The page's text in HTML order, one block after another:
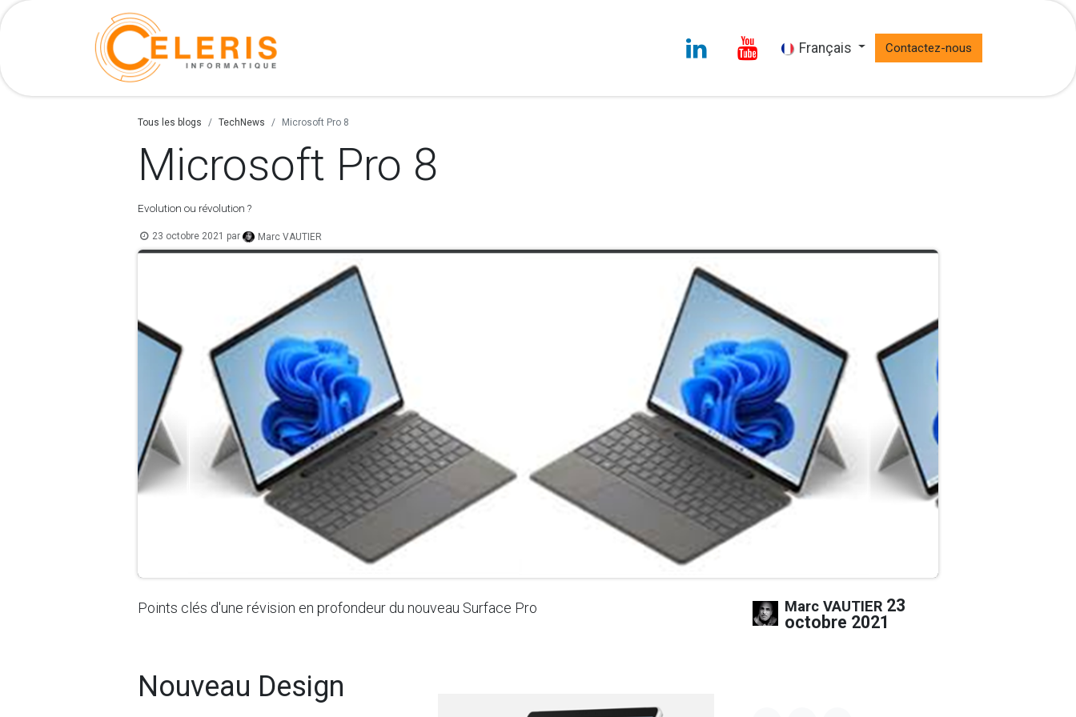
Ils témoignent Français Contactez-nous
Tous les blogs TechNews Microsoft Pro 8
Microsoft Pro 8
Evolution ou révolution ?
23 octobre 2021 par Marc VAUTIER
Points clés d'une révision en profondeur du nouveau Surface Pro
Nouveau Design
Marc VAUTIER 23
octobre 2021